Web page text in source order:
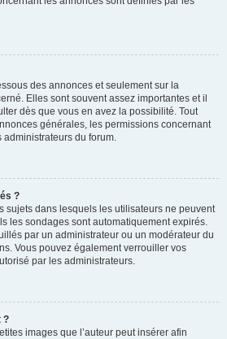
des annonces et seulement sur la
Elles sont souvent assez importantes et il
dès que vous en avez la possibilité. Tout
générales, les permissions concernant
administrateurs du forum.
?
sujets dans lesquels les utilisateurs ne peuvent
les sondages sont automatiquement expirés.
par un administrateur ou un modérateur du
Vous pouvez également verrouiller vos
par les administrateurs.
?
images que l’auteur peut insérer afin